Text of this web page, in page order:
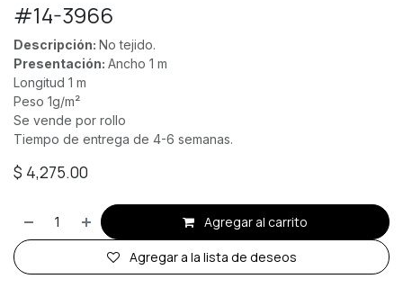
#14-3966
Descripción: No tejido.
Presentación: Ancho 1 m
Longitud 1 m
Peso 1g/m²
Se vende por rollo
Tiempo de entrega de 4-6 semanas.
$ 4,275.00
Agregar al carrito
Agregar a la lista de deseos